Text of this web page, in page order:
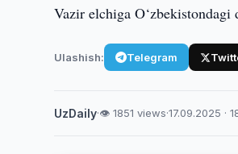
Vazir elchiga
Ulashish: Telegram
UzDaily·👁 1851 views·17.09.2025 ·